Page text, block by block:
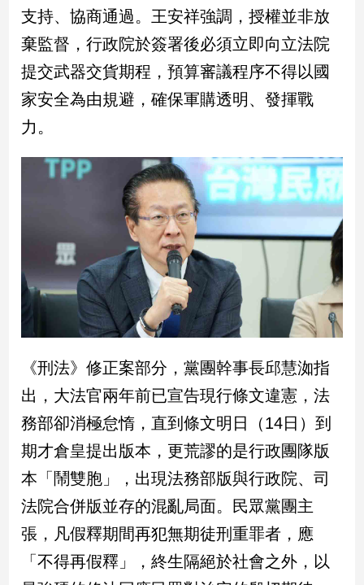
觀
點
兩
岸/
國
際
毒
專
南
台
灣
觀
點
南
台
灣
點
支持、協商通過。王安祥強調，授權並非放
棄監督，行政院於簽署後必須立即向立法院
提交武器交貨期程，預算審議程序不得以國
家安全為由規避，確保軍購透明、發揮戰
力。
《刑法》修正案部分，黨團幹事長邱慧洳指
出，大法官兩年前已宣告現行條文違憲，法
務部卻消極怠惰，直到條文明日（14日）到
期才倉皇提出版本，更荒謬的是行政團隊版
本「鬧雙胞」，出現法務部版與行政院、司
法院合併版並存的混亂局面。民眾黨團主
張，凡假釋期間再犯無期徒刑重罪者，應
「不得再假釋」，終生隔絕於社會之外，以